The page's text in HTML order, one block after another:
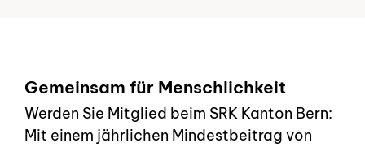
Gemeinsam für Menschlichkeit
Werden Sie Mitglied beim SRK Kanton Bern:
Mit einem jährlichen Mindestbeitrag von